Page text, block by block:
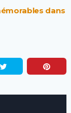
dans